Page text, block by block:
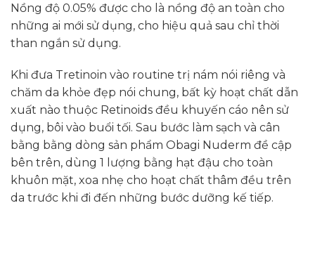
Nồng độ 0.05% được cho là nồng độ an toàn cho
những ai mới sử dụng, cho hiệu quả sau chỉ thời
than ngắn sử dụng.
Khi đưa Tretinoin vào routine trị nám nói riêng và
chăm da khỏe đẹp nói chung, bất kỳ hoạt chất dẫn
xuất nào thuộc Retinoids đều khuyến cáo nên sử
dụng, bôi vào buổi tối. Sau bước làm sạch và cân
bằng bằng dòng sản phẩm Obagi Nuderm đề cập
bên trên, dùng 1 lượng bằng hạt đậu cho toàn
khuôn mặt, xoa nhẹ cho hoạt chất thâm đều trên
da trước khi đi đến những bước dưỡng kế tiếp.